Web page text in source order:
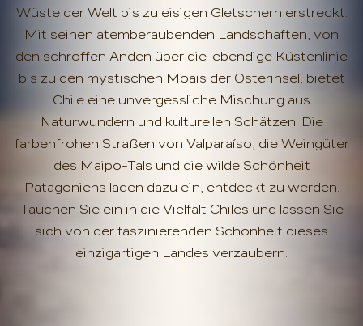
Wüste der Welt bis zu eisigen Gletschern erstreckt.
Mit seinen atemberaubenden Landschaften, von
den schroffen Anden über die lebendige Küstenlinie
bis zu den mystischen Moais der Osterinsel, bietet
Chile eine unvergessliche Mischung aus
Naturwundern und kulturellen Schätzen. Die
farbenfrohen Straßen von Valparaíso, die Weingüter
des Maipo-Tals und die wilde Schönheit
Patagoniens laden dazu ein, entdeckt zu werden.
Tauchen Sie ein in die Vielfalt Chiles und lassen Sie
sich von der faszinierenden Schönheit dieses
einzigartigen Landes verzaubern.